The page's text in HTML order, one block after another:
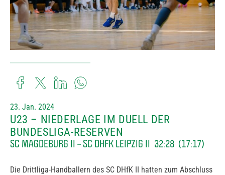
23. Jan. 2024
U23 – NIEDERLAGE IM DUELL DER
BUNDESLIGA-RESERVEN
SC MAGDEBURG II – SC DHFK LEIPZIG II 32:28 (17:17)
Die Drittliga-Handballern des SC DHfK II hatten zum Abschluss